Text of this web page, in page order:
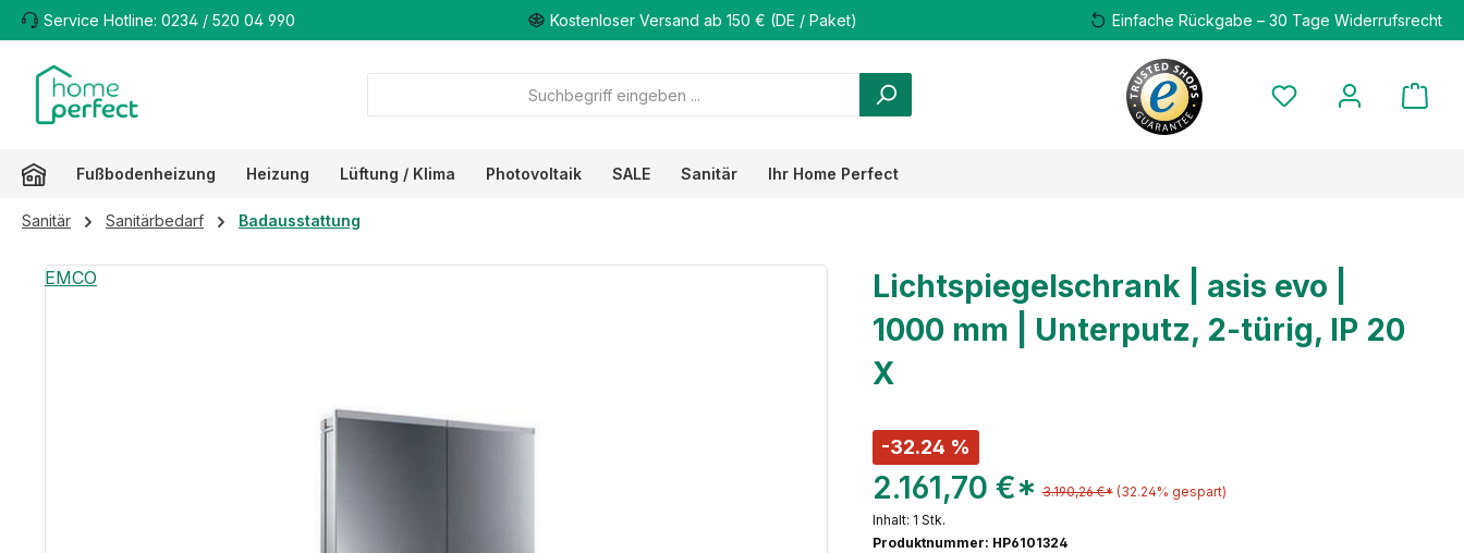
Hauptinhalt springen
Zur Suche springen
Zur Hauptnavigation springen
Service Hotline: 0234 / 520 04 990 Kostenloser Versand ab 150 € (DE / Paket) Einfache Rückgabe – 30 Tage Widerrufsrecht
Fußbodenheizung Heizung Lüftung / Klima Photovoltaik SALE Sanitär Ihr Home Perfect
Sanitär Sanitärbedarf Badausstattung
EMCO
Bildergalerie überspringen
Lichtspiegelschrank | asis evo |
1000 mm | Unterputz, 2-türig, IP 20
X
-32.24 %
2.161,70 €* 3.190,26 €* (32.24% gespart)
Inhalt: 1 Stk.
Produktnummer: HP6101324